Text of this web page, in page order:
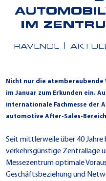
IM
RAVENOL
Nicht nur die
im Januar zum Erkunden ein.
internationale Fachmesse der
automotive After-Sales-
Seit mittlerweile über 40
verkehrsgünstige Zentrallage
Messezentrum optimale
Geschäftsbeziehung und